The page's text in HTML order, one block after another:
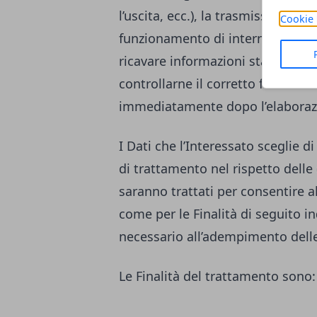
Cookie
l’uscita, ecc.), la trasmissione
funzionamento di internet. Tali
ricavare informazioni statistiche
controllarne il corretto
immediatamente dopo
I Dati che l’Interessato sceglie
di trattamento nel rispetto delle
saranno trattati per consentire
come per le Finalità di seguito
necessario all’adempimento
Le Finalità del trattamento sono: